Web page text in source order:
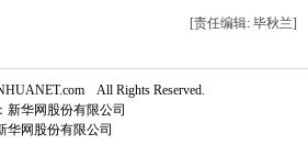
[责任编辑: 毕秋兰]
All Rights Reserved.
华网股份有限公司
华网股份有限公司